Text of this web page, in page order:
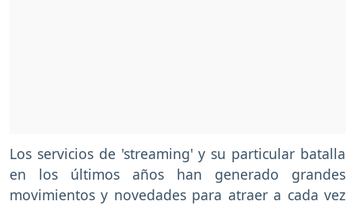
Los servicios de 'streaming' y su particular batalla
en los últimos años han generado grandes
movimientos y novedades para atraer a cada vez